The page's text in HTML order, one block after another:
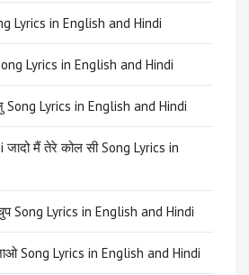
Lyrics in English and Hindi
Lyrics in English and Hindi
Song Lyrics in English and Hindi
मैं तेरे कोल सी Song Lyrics in
Song Lyrics in English and Hindi
Song Lyrics in English and Hindi